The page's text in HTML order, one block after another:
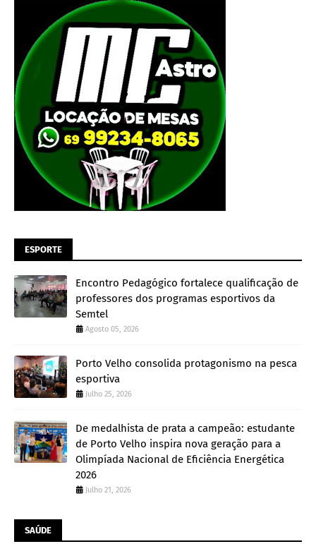
ESPORTE
Encontro Pedagógico fortalece qualificação de
professores dos programas esportivos da
Semtel
Agosto 05, 2026
Porto Velho consolida protagonismo na pesca
esportiva
Julho 25, 2026
De medalhista de prata a campeão: estudante
de Porto Velho inspira nova geração para a
Olimpíada Nacional de Eficiência Energética
2026
Julho 21, 2026
SAÚDE